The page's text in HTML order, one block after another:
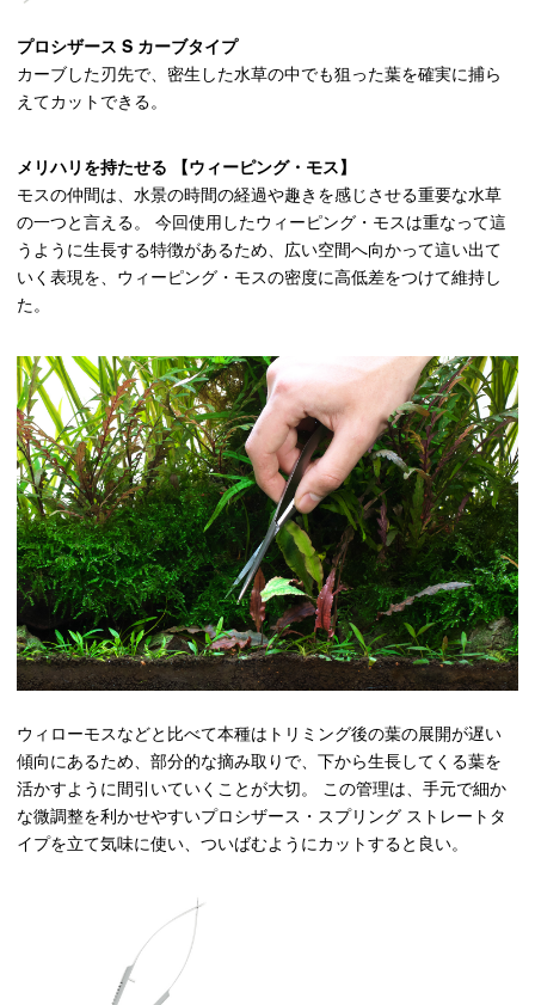
プロシザース S カーブタイプ
カーブした刃先で、密生した水草の中でも狙った葉を確実に捕ら
えてカットできる。
メリハリを持たせる 【ウィーピング・モス】
モスの仲間は、水景の時間の経過や趣きを感じさせる重要な水草
の一つと言える。 今回使用したウィーピング・モスは重なって這
うように生長する特徴があるため、広い空間へ向かって這い出て
いく表現を、ウィーピング・モスの密度に高低差をつけて維持し
た。
ウィローモスなどと比べて本種はトリミング後の葉の展開が遅い
傾向にあるため、部分的な摘み取りで、下から生長してくる葉を
活かすように間引いていくことが大切。 この管理は、手元で細か
な微調整を利かせやすいプロシザース・スプリング ストレートタ
イプを立て気味に使い、ついばむようにカットすると良い。